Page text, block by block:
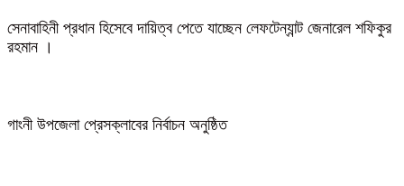
সেনাবাহিনী প্রধান হিসেবে দায়িত্ব পেতে যাচ্ছেন লেফটেন্যান্ট জেনারেল শফিকুর
রহমান ।
গাংনী উপজেলা প্রেসক্লাবের নির্বাচন অনুষ্ঠিত